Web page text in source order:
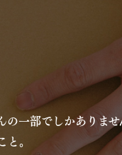
一部でしかありませ
と。